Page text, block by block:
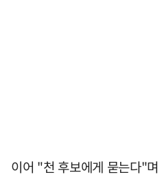
이어 "천 후보에게 묻는다"